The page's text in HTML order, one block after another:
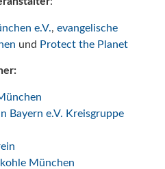
e.V., evangelische
und Protect the Planet
Bayern e.V. Kreisgruppe
München